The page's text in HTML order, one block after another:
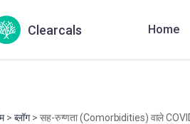
Clearcals Home
> ब्लॉग> सह-रुग्णता (Comorbidities) वाले